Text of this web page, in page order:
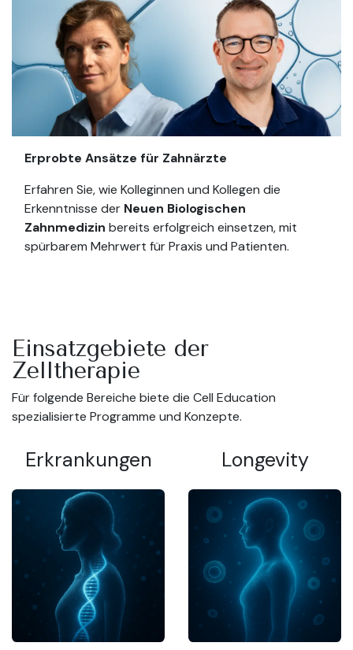
Erprobte Ansätze für Zahnärzte
Erfahren Sie, wie Kolleginnen und Kollegen die
Erkenntnisse der Neuen Biologischen
Zahnmedizin bereits erfolgreich einsetzen, mit
spürbarem Mehrwert für Praxis und Patienten.
Einsatzgebiete der
Zelltherapie
Für folgende Bereiche biete die Cell Education
spezialisierte Programme und Konzepte.
Erkrankungen Longevity